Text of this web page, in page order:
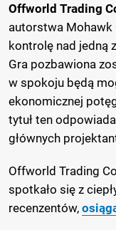
Offworld Trading
autorstwa Mohawk
kontrolę nad jedną
Gra pozbawiona
w spokoju będą
ekonomicznej
tytuł ten
głównych
Offworld Trading
spotkało się z
recenzentów,